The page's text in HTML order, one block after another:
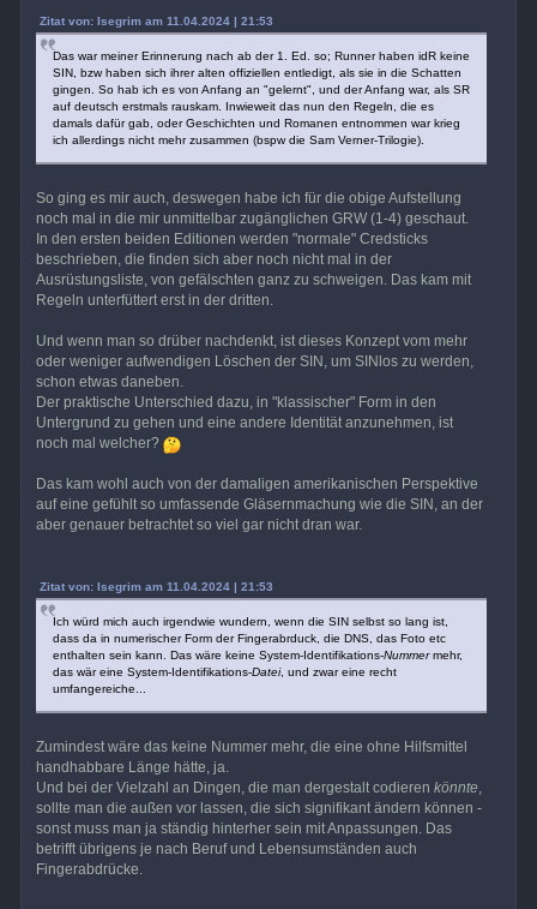
Zitat von: Isegrim am 11.04.2024 | 21:53
Das war meiner Erinnerung nach ab der 1. Ed. so; Runner haben idR keine
SIN, bzw haben sich ihrer alten offiziellen entledigt, als sie in die Schatten
gingen. So hab ich es von Anfang an "gelernt", und der Anfang war, als SR
auf deutsch erstmals rauskam. Inwieweit das nun den Regeln, die es
damals dafür gab, oder Geschichten und Romanen entnommen war krieg
ich allerdings nicht mehr zusammen (bspw die Sam Verner-Trilogie).
So ging es mir auch, deswegen habe ich für die obige Aufstellung
noch mal in die mir unmittelbar zugänglichen GRW (1-4) geschaut.
In den ersten beiden Editionen werden "normale" Credsticks
beschrieben, die finden sich aber noch nicht mal in der
Ausrüstungsliste, von gefälschten ganz zu schweigen. Das kam mit
Regeln unterfüttert erst in der dritten.
Und wenn man so drüber nachdenkt, ist dieses Konzept vom mehr
oder weniger aufwendigen Löschen der SIN, um SINlos zu werden,
schon etwas daneben.
Der praktische Unterschied dazu, in "klassischer" Form in den
Untergrund zu gehen und eine andere Identität anzunehmen, ist
noch mal welcher?
Das kam wohl auch von der damaligen amerikanischen Perspektive
auf eine gefühlt so umfassende Gläsernmachung wie die SIN, an der
aber genauer betrachtet so viel gar nicht dran war.
Zitat von: Isegrim am 11.04.2024 | 21:53
Ich würd mich auch irgendwie wundern, wenn die SIN selbst so lang ist,
dass da in numerischer Form der Fingerabrduck, die DNS, das Foto etc
enthalten sein kann. Das wäre keine System-Identifikations-Nummermehr,
das wär eine System-Identifikations-Datei, und zwar eine recht
umfangereiche...
Zumindest wäre das keine Nummer mehr, die eine ohne Hilfsmittel
handhabbare Länge hätte, ja.
Und bei der Vielzahl an Dingen, die man dergestalt codieren könnte,
sollte man die außen vor lassen, die sich signifikant ändern können -
sonst muss man ja ständig hinterher sein mit Anpassungen. Das
betrifft übrigens je nach Beruf und Lebensumständen auch
Fingerabdrücke.